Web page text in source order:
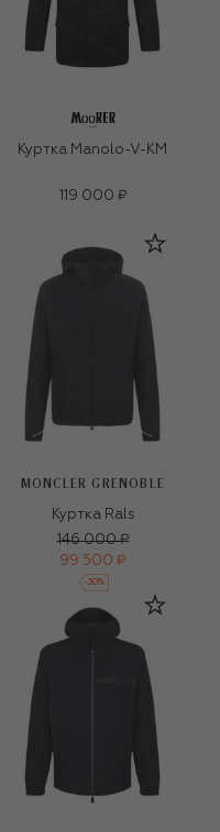
Куртка Manolo-V-KM
119 000 ₽
MONCLER GRENOBLE
Куртка Rals
146 000 ₽
99 500 ₽
-30%